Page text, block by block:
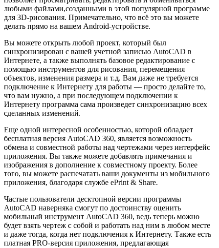
любыми файлами,созданными в этой популярной программе
для 3D-рисования. Примечательно, что всё это вы можете
делать прямо на вашем Android-устройстве.
Вы можете открыть любой проект, который был
синхронизирован с вашей учетной записью AutoCAD в
Интернете, а также выполнять базовое редактирование с
помощью инструментов для рисования, перемещения
объектов, изменения размера и т.д. Вам даже не требуется
подключение к Интернету для работы — просто делайте то,
что вам нужно, а при последующем подключении к
Интернету программа сама произведет синхронизацию всех
сделанных изменений.
Еще одной интересной особенностью, которой обладает
бесплатная версия AutoCAD 360, является возможность
обмена и совместной работы над чертежами через интерфейс
приложения. Вы также можете добавлять примечания и
изображения в дополнение к совместному проекту. Более
того, вы можете распечатать ваши документы из мобильного
приложения, благодаря службе ePrint & Share.
Частые пользователи десктопной версии программы
AutoCAD наверняка смогут по достоинству оценить
мобильный инструмент AutoCAD 360, ведь теперь можно
будет взять чертеж с собой и работать над ним в любом месте
и даже тогда, когда нет подключения к Интернету. Также есть
платная PRO-версия приложения, предлагающая